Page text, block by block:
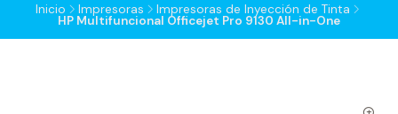
Inicio Impresoras Impresoras de Inyección de Tinta
HP Multifuncional Officejet Pro 9130 All-in-One